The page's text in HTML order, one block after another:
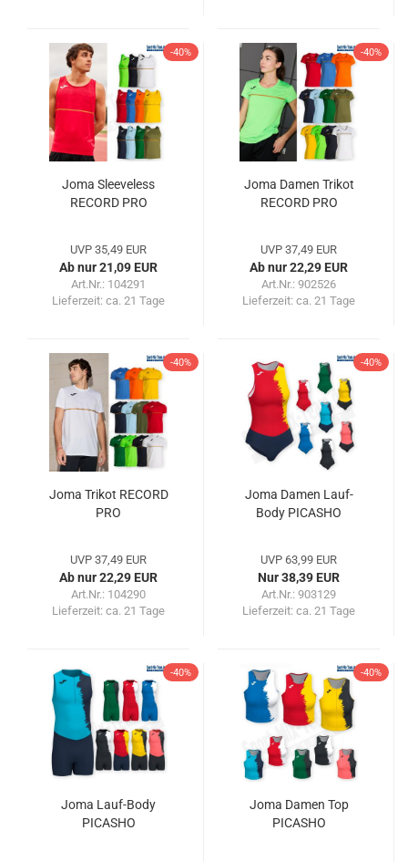
-40%
Joma Sleeveless
RECORD PRO
UVP 35,49 EUR
Ab nur 21,09 EUR
Art.Nr.: 104291
Lieferzeit: ca. 21 Tage
-40%
Joma Damen Trikot
RECORD PRO
UVP 37,49 EUR
Ab nur 22,29 EUR
Art.Nr.: 902526
Lieferzeit: ca. 21 Tage
-40%
Joma Trikot RECORD
PRO
UVP 37,49 EUR
Ab nur 22,29 EUR
Art.Nr.: 104290
Lieferzeit: ca. 21 Tage
-40%
Joma Damen Lauf-
Body PICASHO
UVP 63,99 EUR
Nur 38,39 EUR
Art.Nr.: 903129
Lieferzeit: ca. 21 Tage
-40%
Joma Lauf-Body
PICASHO
-40%
Joma Damen Top
PICASHO